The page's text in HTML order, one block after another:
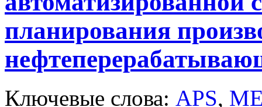
планирования
Ключевые слова: APS,